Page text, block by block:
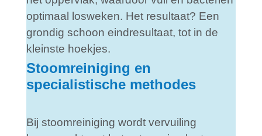
optimaal losweken. Het resultaat? Een
grondig schoon eindresultaat, tot in de
kleinste hoekjes.
Stoomreiniging en
specialistische methodes
Bij stoomreiniging wordt vervuiling